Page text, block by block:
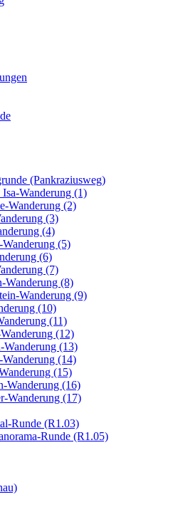
(Pankraziusweg)
Wanderung (1)
Wanderung (2)
(3)
(4)
Wanderung (5)
(6)
(7)
Wanderung (8)
Wanderung (9)
(10)
(11)
(12)
Wanderung (13)
Wanderung (14)
(15)
Wanderung (16)
Wanderung (17)
Runde (R1.03)
Runde (R1.05)